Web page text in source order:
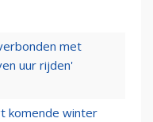
met
uur rijden'
komende winter